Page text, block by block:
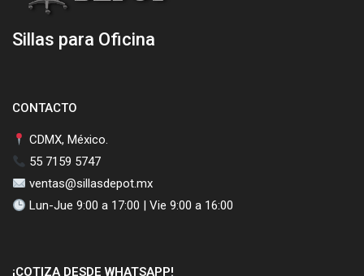
Sillas para Oficina
CONTACTO
CDMX, México.
55 7159 5747
ventas@sillasdepot.mx
Lun-Jue 9:00 a 17:00 | Vie 9:00 a 16:00
¡COTIZA DESDE WHATSAPP!